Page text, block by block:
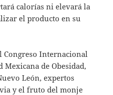
calorías ni elevará la
el producto en su
Congreso Internacional
Mexicana de Obesidad,
León, expertos
y el fruto del monje